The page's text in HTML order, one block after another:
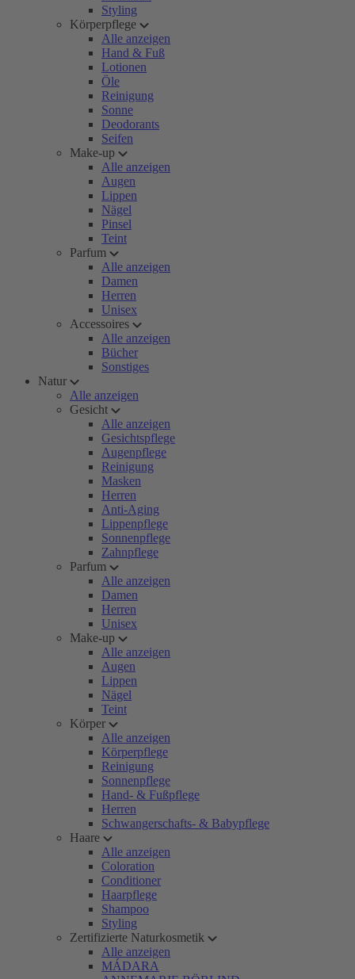
Styling
Körperpflege
Alle anzeigen
Hand & Fuß
Lotionen
Öle
Reinigung
Sonne
Deodorants
Seifen
Make-up
Alle anzeigen
Augen
Lippen
Nägel
Pinsel
Teint
Parfum
Alle anzeigen
Damen
Herren
Unisex
Accessoires
Alle anzeigen
Bücher
Sonstiges
Natur
Alle anzeigen
Gesicht
Alle anzeigen
Gesichtspflege
Augenpflege
Reinigung
Masken
Herren
Anti-Aging
Lippenpflege
Sonnenpflege
Zahnpflege
Parfum
Alle anzeigen
Damen
Herren
Unisex
Make-up
Alle anzeigen
Augen
Lippen
Nägel
Teint
Körper
Alle anzeigen
Körperpflege
Reinigung
Sonnenpflege
Hand- & Fußpflege
Herren
Schwangerschafts- & Babypflege
Haare
Alle anzeigen
Coloration
Conditioner
Haarpflege
Shampoo
Styling
Zertifizierte Naturkosmetik
Alle anzeigen
MÁDARA